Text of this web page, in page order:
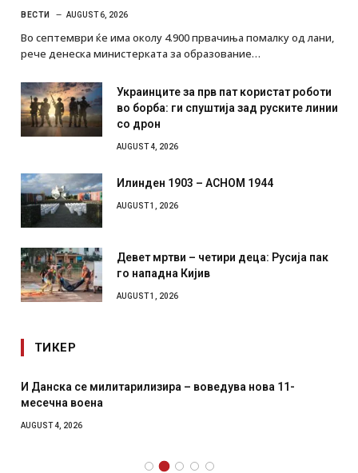
ВЕСТИ AUGUST 6, 2026
Во септември ќе има околу 4.900 првачиња помалку од лани,
рече денеска министерката за образование…
Украинците за прв пат користат роботи
во борба: ги спуштија зад руските линии
со дрон
AUGUST 4, 2026
Илинден 1903 – АСНОМ 1944
AUGUST 1, 2026
Девет мртви – четири деца: Русија пак
го нападна Кијив
AUGUST 1, 2026
ТИКЕР
И Данска се милитарилизира – воведува нова 11-
месечна воена
AUGUST 4, 2026